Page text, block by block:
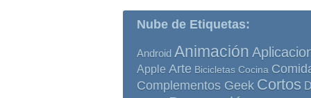
Nube de Etiquetas:
Android Animación
Apple Arte Bicicletas Cocina
Complementos Geek Cortos